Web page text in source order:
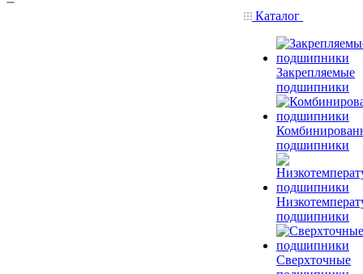
Каталог
Закрепляемые
подшипники
подшипники
подшипники
Сверхточные